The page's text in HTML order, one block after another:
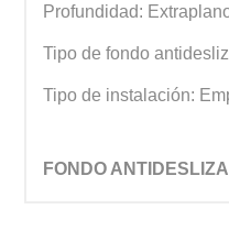
Profundidad:
Tipo de fondo
Tipo de instalación:
FONDO